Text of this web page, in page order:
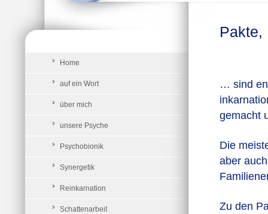
… sind
gemacht
Die
aber
Zu den
Home
auf ein Wort
über mich
unsere Psyche
Psychobionik
Synergetik
Reinkarnation
Schattenarbeit